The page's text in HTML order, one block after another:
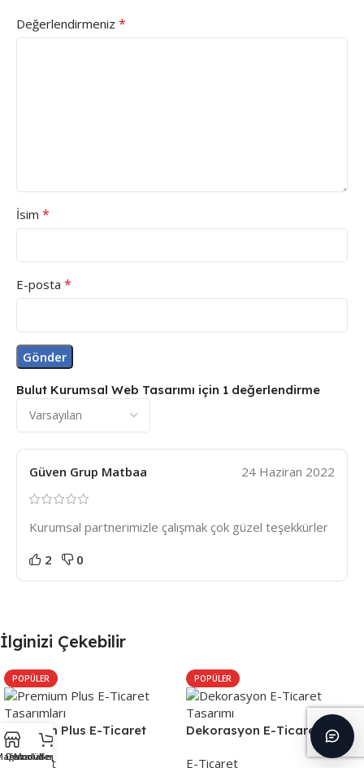
Bulut Kurumsal Web Tasarımı için 1 değerlendirme
Güven Grup Matbaa 24 Haziran 2022
Kurumsal partnerimizle çalışmak çok güzel teşekkürler
2 0
Değerlendirmeniz *
İsim *
E-posta *
İlginizi Çekebilir
POPÜLER
Premium Plus E-Ticaret
Tasarımları
E-Ticaret
POPÜLER
Dekorasyon E-Ticaret
E-Ticaret
Demolar
Modüller
Sepet